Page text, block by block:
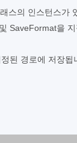
스의 인스턴스가
SaveFormat을
된 경로에 저장됩